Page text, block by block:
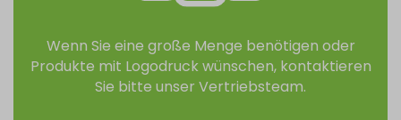
Wenn Sie eine große Menge benötigen oder
Produkte mit Logodruck wünschen, kontaktieren
Sie bitte unser Vertriebsteam.